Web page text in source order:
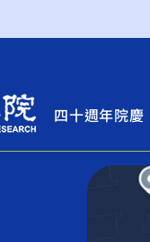
四十週年院慶